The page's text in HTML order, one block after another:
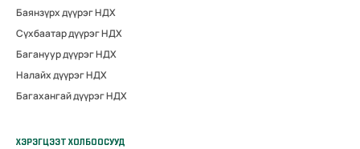
Баянзүрх дүүрэг НДХ
Сүхбаатар дүүрэг НДХ
Багануур дүүрэг НДХ
Налайх дүүрэг НДХ
Багахангай дүүрэг НДХ
ХЭРЭГЦЭЭТ ХОЛБООСУУД